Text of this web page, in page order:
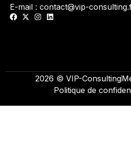
E-mail : contact@vip-
2026 © VIP-Consulting
Politique de